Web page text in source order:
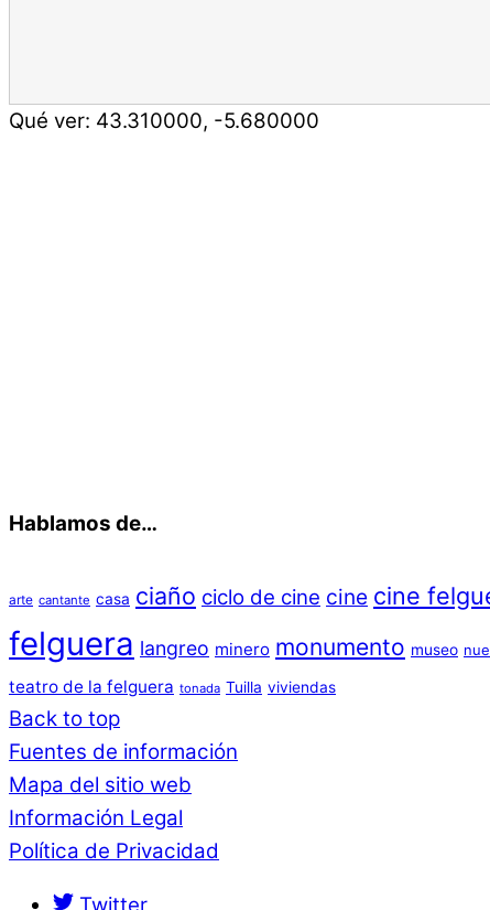
Qué ver: 43.310000, -5.680000
Hablamos de…
arte cantante casa ciaño ciclo de cine cine cine
felguera langreo minero monumento museo
teatro de la felguera tonada Tuilla viviendas
Back to top
Fuentes de información
Mapa del sitio web
Información Legal
Política de Privacidad